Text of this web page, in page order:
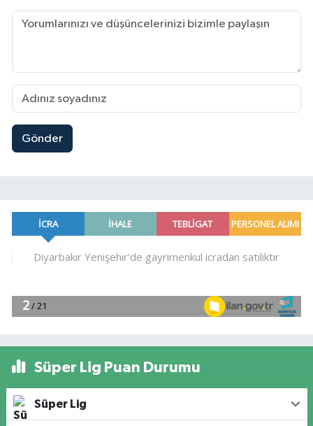
Gönder
Süper Lig Puan Durumu
Süper Lig